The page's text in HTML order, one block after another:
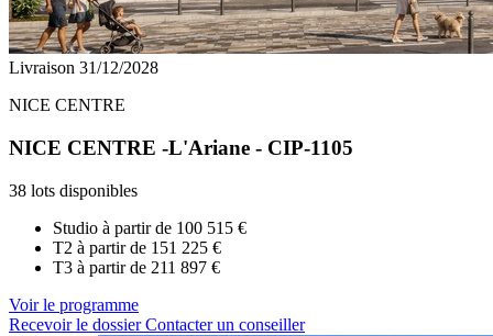
Livraison 31/12/2028
NICE CENTRE
NICE CENTRE -L'Ariane - CIP-1105
38 lots disponibles
Studio à partir de 100 515 €
T2 à partir de 151 225 €
T3 à partir de 211 897 €
Voir le programme
Recevoir le dossierContacter un conseiller